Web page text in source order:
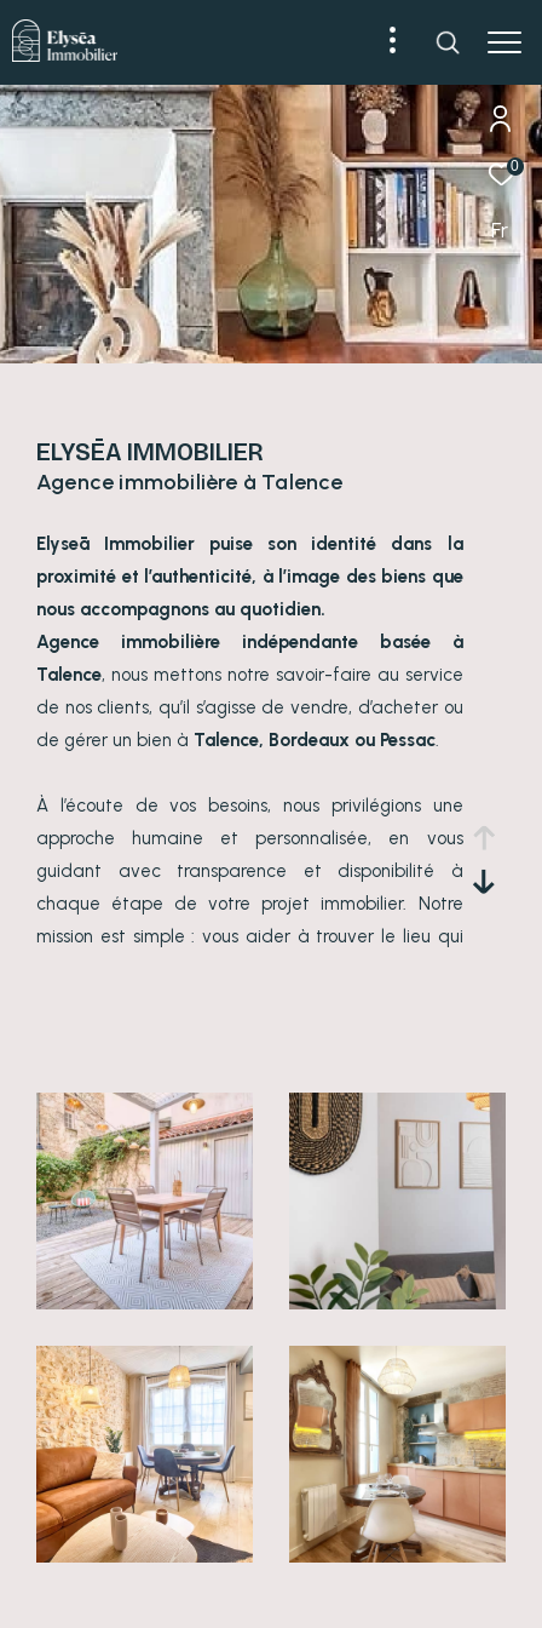
0
Fr
ELYSĒA IMMOBILIER
Agence immobilière à Talence
Elysēa Immobilier puise son identité dans la
proximité et l’authenticité, à l’image des biens que
nous accompagnons au quotidien.
Agence immobilière indépendante basée à
Talence, nous mettons notre savoir-faire au service
de nos clients, qu’il s’agisse de vendre, d’acheter ou
de gérer un bien à Talence, Bordeaux ou Pessac.
À l’écoute de vos besoins, nous privilégions une
approche humaine et personnalisée, en vous
guidant avec transparence et disponibilité à
chaque étape de votre projet immobilier. Notre
mission est simple : vous aider à trouver le lieu qui
Nos services immobiliers à Talence
et Bordeaux
À Talence et dans toute la métropole bordelaise,
nous vous accompagnons dans tous vos projets
immobiliers, en toute simplicité et avec proximité.
Nous vous aidons à trouver le bien qui correspond
Maisons familiales
Appartements à vendre
pour particuliers et
investisseurs
Locations adaptées à tous les profils, du logement
étudiant aux appartements de standing
Découvrez également nos
annonces immobilières
à Talenceet une sélection rigoureuse d'annonces i